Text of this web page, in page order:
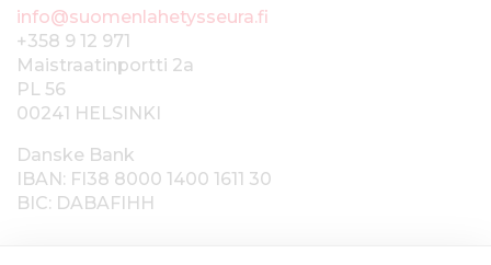
info@suomenlahetysseura.fi
+358 9 12 971
Maistraatinportti 2a
PL 56
00241 HELSINKI
Danske Bank
IBAN: FI38 8000 1400 1611 30
BIC: DABAFIHH